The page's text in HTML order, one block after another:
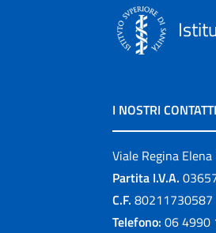
I NOSTRI CONTATTI
Viale Regina
Partita I.V.A.
C.F. 80211730587
Telefono: 06 4990